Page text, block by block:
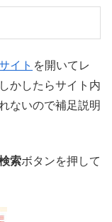
イト を開いてレ
かしたらサイト内
ないので補足説明
索ボタンを押して